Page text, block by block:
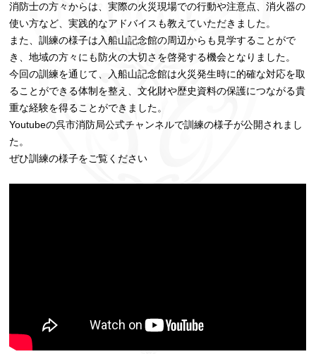
消防士の方々からは、実際の火災現場での行動や注意点、消火器の
使い方など、実践的なアドバイスも教えていただきました。
また、訓練の様子は入船山記念館の周辺からも見学することがで
き、地域の方々にも防火の大切さを啓発する機会となりました。
今回の訓練を通じて、入船山記念館は火災発生時に的確な対応を取
ることができる体制を整え、文化財や歴史資料の保護につながる貴
重な経験を得ることができました。
Youtubeの呉市消防局公式チャンネルで訓練の様子が公開されまし
た。
ぜひ訓練の様子をご覧ください